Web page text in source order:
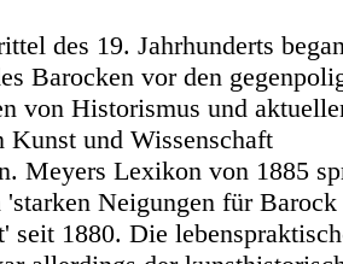
des 19. Jahrhunderts
Barocken vor den
von Historismus und
Kunst und Wissenschaft
Meyers Lexikon von 1885
'starken Neigungen für Barock
seit 1880. Die